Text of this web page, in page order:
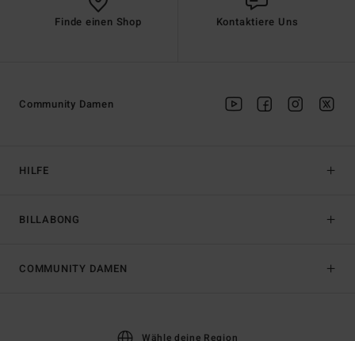
Finde einen Shop Kontaktiere Uns
HILFE
BILLABONG
Community Damen
COMMUNITY DAMEN
Wähle deine Region